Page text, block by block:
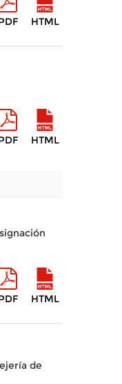
HTML
HTML
HTML
de